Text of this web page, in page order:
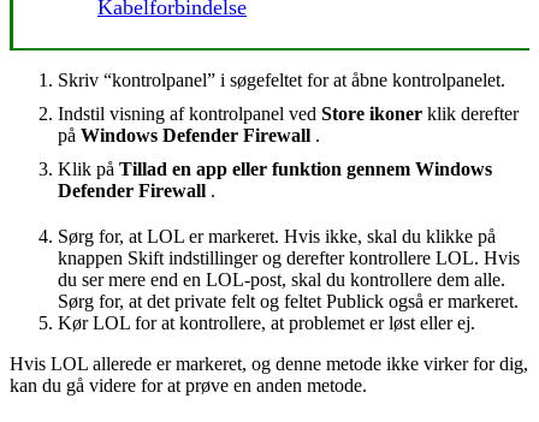
Kabelforbindelse
Skriv “kontrolpanel” i søgefeltet for at åbne kontrolpanelet.
Indstil visning af kontrolpanel ved Store ikoner klik derefter
på Windows Defender Firewall .
Klik på Tillad en app eller funktion gennem Windows
Defender Firewall .
Sørg for, at LOL er markeret. Hvis ikke, skal du klikke på
knappen Skift indstillinger og derefter kontrollere LOL. Hvis
du ser mere end en LOL-post, skal du kontrollere dem alle.
Sørg for, at det private felt og feltet Publick også er markeret.
Kør LOL for at kontrollere, at problemet er løst eller ej.
Hvis LOL allerede er markeret, og denne metode ikke virker for dig,
kan du gå videre for at prøve en anden metode.